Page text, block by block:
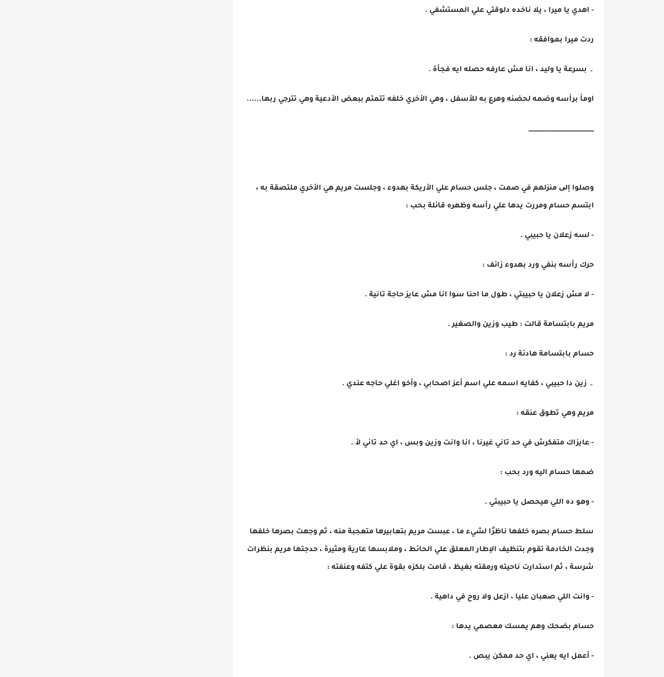
- اهدي يا ميرا ، يلا ناخده دلوقتي علي المستشفي .
ردت ميرا بموافقه :
۔ بسرعة يا وليد ، انا مش عارفه حصله ايه فجأة .
اومأ برأسه وضمه لحضنه وهرع به للأسفل ، وهي الأخري خلفه تتمتم ببعض الأدعية وهي تترجي ربها......
______________________
وصلوا إلی منزلهم في صمت ، جلس حسام علي الأريكة بهدوء ، وجلست مريم هي الأخري ملتصقة به ،
ابتسم حسام ومررت يدها علي رأسه وظهره قائلة بحب :
- لسه زعلان يا حبيبي .
حرك رأسه بنفي ورد بهدوء زائف :
- لا مش زعلان يا حبيبتي ، طول ما احنا سوا انا مش عايز حاجة تانية .
مريم بابتسامة قالت : طيب وزين والصغير .
حسام بابتسامة هادئة رد :
۔ زين دا حبيبي ، كفايه اسمه علي اسم أعز اصحابي ، وأخو اغلي حاجه عندي .
مريم وهي تطوق عنقه :
- عايزاك متفكرش في حد تاني غيرنا ، انا وانت وزين وبس ، اي حد تاني لأ .
ضمها حسام اليه ورد بحب :
- وهو ده اللي هيحصل يا حبيبتي .
سلط حسام بصره خلفها ناظرًا لشيء ما ، عبست مريم بتعابيرها متعجبة منه ، ثم وجهت بصرها خلفها
وجدت الخادمة تقوم بتنظيف الإطار المعلق علي الحائط ، وملابسها عارية ومثيرة ، حدجتها مريم بنظرات
شرسة ، ثم استدارت ناحيته ورمقته بغيظ ، قامت بلكزه بقوة علي كتفه وعنفته :
- وانت اللي صعبان عليا ، ازعل ولا روح في داهية .
حسام بضحك وهم يمسك معصمي يدها :
- أعمل ايه يعني ، اي حد ممكن يبص .